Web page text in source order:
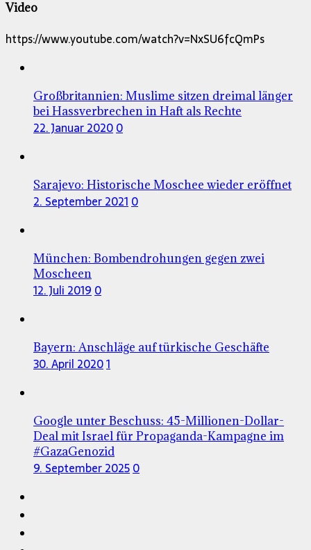
Video
https://www.youtube.com/watch?v=NxSU6fcQmPs
Großbritannien: Muslime sitzen dreimal länger
bei Hassverbrechen in Haft als Rechte
22. Januar 20200
Sarajevo: Historische Moschee wieder eröffnet
2. September 2021 0
München: Bombendrohungen gegen zwei
Moscheen
12. Juli 2019 0
Bayern: Anschläge auf türkische Geschäfte
30. April 20201
Google unter Beschuss: 45-Millionen-Dollar-
Deal mit Israel für Propaganda-Kampagne im
#GazaGenozid
9. September 20250